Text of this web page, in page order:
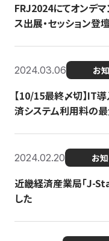
FRJ2024にてオンデ
ス出展・セッション登
2024.03.06 お
【10/15最終〆切】IT
済システム利用料の
2024.02.20 お
近畿経済産業局「J-
した